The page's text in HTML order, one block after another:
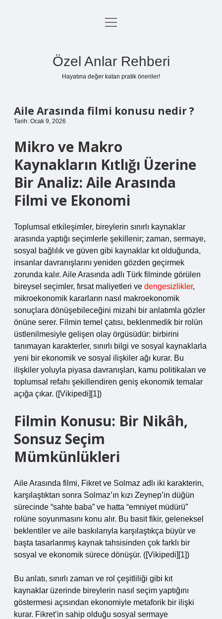
Anasayfa
menüyü
Özel Anlar Rehberi
Hayatına değer katan pratik öneriler!
Aile Arasında filmi konusu nedir ?
Tarih: Ocak 9, 2026
Mikro ve Makro
Kaynakların Kıtlığı Üzerine
Bir Analiz: Aile Arasında
Filmi ve Ekonomi
Toplumsal etkileşimler, bireylerin sınırlı kaynaklar
arasında yaptığı seçimlerle şekillenir; zaman, sermaye,
sosyal bağlılık ve güven gibi kaynaklar kıt olduğunda,
insanlar davranışlarını yeniden gözden geçirmek
zorunda kalır. Aile Arasında adlı Türk filminde görülen
bireysel seçimler, fırsat maliyetleri ve dengesizlikler,
mikroekonomik kararların nasıl makroekonomik
sonuçlara dönüşebileceğini mizahi bir anlatımla gözler
önüne serer. Filmin temel çatısı, beklenmedik bir rolün
üstlenilmesiyle gelişen olay örgüsüdür: birbirini
tanımayan karakterler, sınırlı bilgi ve sosyal kaynaklarla
yeni bir ekonomik ve sosyal ilişkiler ağı kurar. Bu
ilişkiler yoluyla piyasa davranışları, kamu politikaları ve
toplumsal refahı şekillendiren geniş ekonomik temalar
açığa çıkar. ([Vikipedi][1])
Filmin Konusu: Bir Nikâh,
Sonsuz Seçim
Mümkünlükleri
Aile Arasında filmi, Fikret ve Solmaz adlı iki karakterin,
karşılaştıktan sonra Solmaz’ın kızı Zeynep’in düğün
sürecinde “sahte baba” ve hatta “emniyet müdürü”
rolüne soyunmasını konu alır. Bu basit fikir, geleneksel
beklentiler ve aile baskılarıyla karşılaştıkça büyür ve
başta tasarlanmış kaynak tahsisinden çok farklı bir
sosyal ve ekonomik sürece dönüşür. ([Vikipedi][1])
Bu anlatı, sınırlı zaman ve rol çeşitliliği gibi kıt
kaynaklar üzerinde bireylerin nasıl seçim yaptığını
göstermesi açısından ekonomiyle metaforik bir ilişki
kurar. Fikret’in sahip olduğu sosyal sermaye